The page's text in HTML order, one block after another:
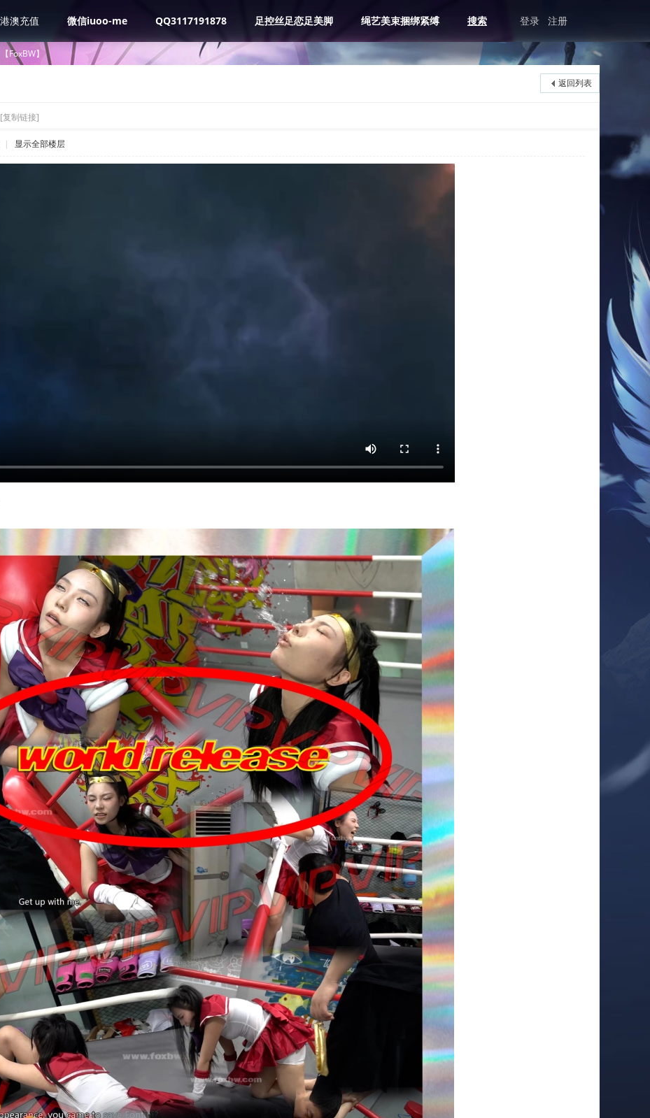
港澳充值 微信iuoo-me QQ3117191878 足控丝足恋足美脚 绳艺美束捆绑紧缚 搜索 登录 注册
【FoxBW】
返回列表
[复制链接]
| 显示全部楼层